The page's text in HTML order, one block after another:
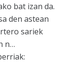
bat izan da.
den astean
sariek
n…